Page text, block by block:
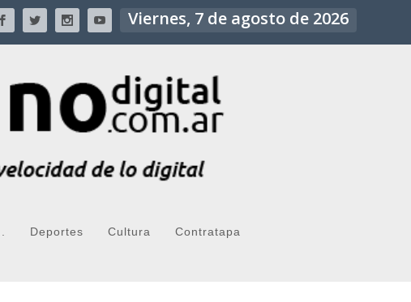
Viernes, 7 de agosto de 2026
Deportes Cultura Contratapa